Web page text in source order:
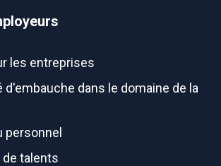
les entreprises
d'embauche dans le domaine de la
personnel
talents